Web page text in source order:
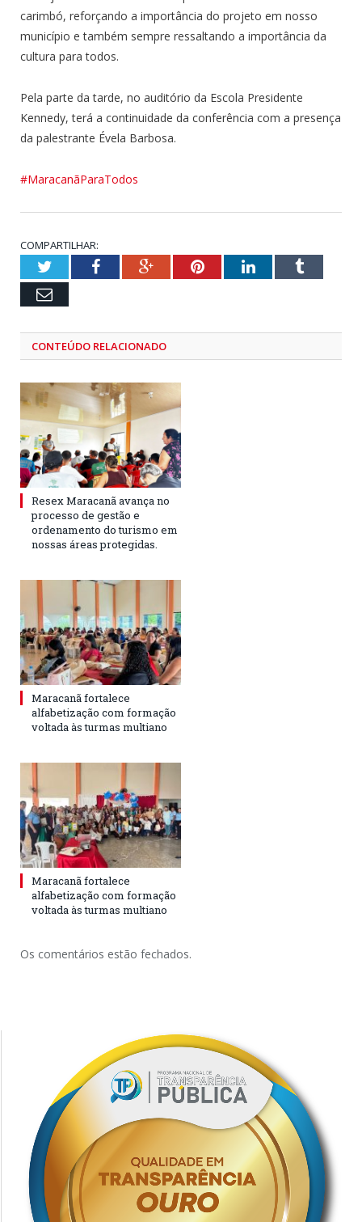
carimbó, reforçando a importância do projeto em nosso
município e também sempre ressaltando a importância da
cultura para todos.
Pela parte da tarde, no auditório da Escola Presidente
Kennedy, terá a continuidade da conferência com a presença
da palestrante Évela Barbosa.
#MaracanãParaTodos
COMPARTILHAR:
TwitterFacebookGoogle+PinterestLinkedInTumblr
Email
CONTEÚDO RELACIONADO
Resex Maracanã avança no
processo de gestão e
ordenamento do turismo em
nossas áreas protegidas.
Maracanã fortalece
alfabetização com formação
voltada às turmas multiano
Maracanã fortalece
alfabetização com formação
voltada às turmas multiano
Os comentários estão fechados.